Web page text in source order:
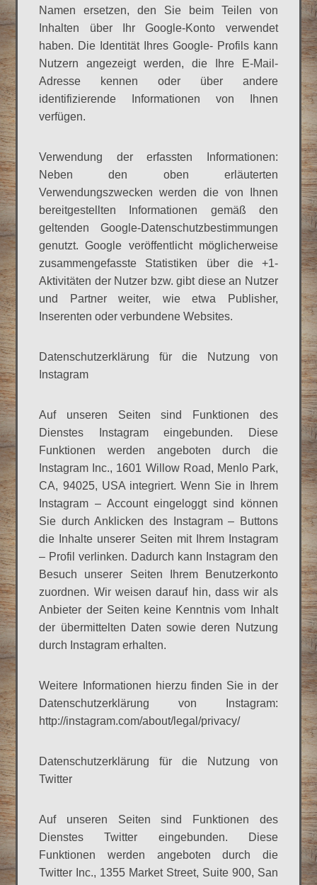
Namen ersetzen, den Sie beim Teilen von
Inhalten über Ihr Google-Konto verwendet
haben. Die Identität Ihres Google- Profils kann
Nutzern angezeigt werden, die Ihre E-Mail-
Adresse kennen oder über andere
identifizierende Informationen von Ihnen
verfügen.
Verwendung der erfassten Informationen:
Neben den oben erläuterten
Verwendungszwecken werden die von Ihnen
bereitgestellten Informationen gemäß den
geltenden Google-Datenschutzbestimmungen
genutzt. Google veröffentlicht möglicherweise
zusammengefasste Statistiken über die +1-
Aktivitäten der Nutzer bzw. gibt diese an Nutzer
und Partner weiter, wie etwa Publisher,
Inserenten oder verbundene Websites.
Datenschutzerklärung für die Nutzung von
Instagram
Auf unseren Seiten sind Funktionen des
Dienstes Instagram eingebunden. Diese
Funktionen werden angeboten durch die
Instagram Inc., 1601 Willow Road, Menlo Park,
CA, 94025, USA integriert. Wenn Sie in Ihrem
Instagram – Account eingeloggt sind können
Sie durch Anklicken des Instagram – Buttons
die Inhalte unserer Seiten mit Ihrem Instagram
– Profil verlinken. Dadurch kann Instagram den
Besuch unserer Seiten Ihrem Benutzerkonto
zuordnen. Wir weisen darauf hin, dass wir als
Anbieter der Seiten keine Kenntnis vom Inhalt
der übermittelten Daten sowie deren Nutzung
durch Instagram erhalten.
Weitere Informationen hierzu finden Sie in der
Datenschutzerklärung von Instagram:
http://instagram.com/about/legal/privacy/
Datenschutzerklärung für die Nutzung von
Twitter
Auf unseren Seiten sind Funktionen des
Dienstes Twitter eingebunden. Diese
Funktionen werden angeboten durch die
Twitter Inc., 1355 Market Street, Suite 900, San